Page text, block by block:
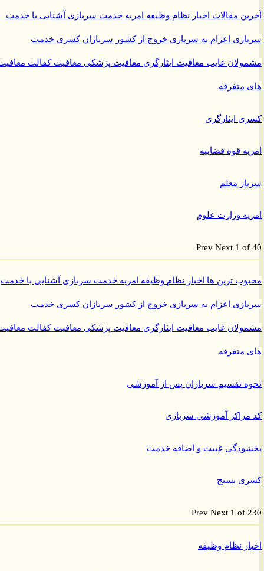
مقالاتاخبار نظام وظیفهامریهخدمت سربازیآشنایی با خدمت
اعزام به سربازیخروج از کشور سربازانکسری خدمت
غایبمعافیت ایثارگریمعافیت پزشکیمعافیت کفالتمعافیت
متفرقه
ایثارگری
قوه قضاییه
معلم
وزارت علوم
PrevNext 1
ترین هااخبار نظام وظیفهامریهخدمت سربازیآشنایی با خدمت
اعزام به سربازیخروج از کشور سربازانکسری خدمت
غایبمعافیت ایثارگریمعافیت پزشکیمعافیت کفالتمعافیت
متفرقه
تقسیم سربازان پس از آموزشی
آموزشی سربازی
غیبت و اضافه خدمت
بسیج
PrevNext 1 of
نظام وظیفه